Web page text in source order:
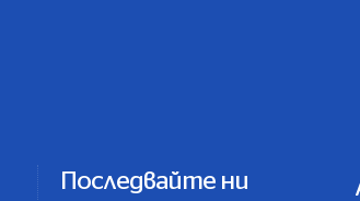
Последвайте ни